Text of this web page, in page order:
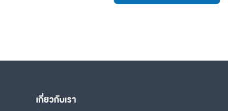
เกี่ยวกับเรา